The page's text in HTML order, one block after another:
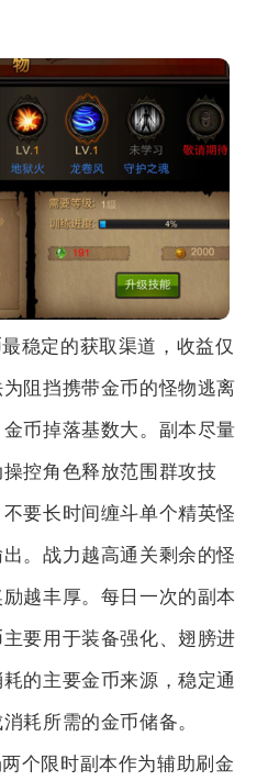
稳定的获取渠道，收益仅
阻挡携带金币的怪物逃离
币掉落基数大。副本尽量
控角色释放范围群攻技
要长时间缠斗单个精英怪
。战力越高通关剩余的怪
越丰厚。每日一次的副本
要用于装备强化、翅膀进
的主要金币来源，稳定通
耗所需的金币储备。
个限时副本作为辅助刷金